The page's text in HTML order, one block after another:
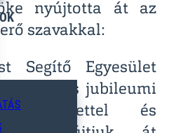
nyújtotta át az
szavakkal:
Segítő Egyesület
25 éves jubileumi
szeretettel és